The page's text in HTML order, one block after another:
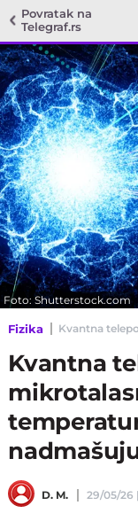
Povratak na
Telegraf.rs
Foto: Shutterstock.com
Fizika Kvantna
Kvantna
D. M. 29/05/26